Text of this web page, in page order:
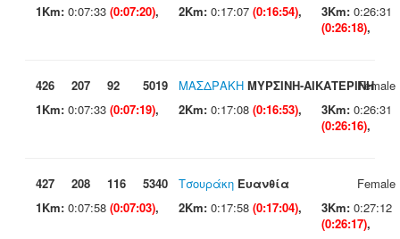
1Km: 0:07:33 (0:07:20), 2Km: 0:17:07 (0:16:54), 3Km: 0:26:31
(0:26:18),
426 207 92 5019 ΜΑΣΔΡΑΚΗ ΜΥΡΣΙΝΗ-ΑΙΚΑΤΕΡΙΝΗFemale
1Km: 0:07:33 (0:07:19), 2Km: 0:17:08 (0:16:53), 3Km: 0:26:31
(0:26:16),
427 208 116 5340 Τσουράκη Ευανθία
Female
1Km: 0:07:58 (0:07:03), 2Km: 0:17:58 (0:17:04), 3Km: 0:27:12
(0:26:17),